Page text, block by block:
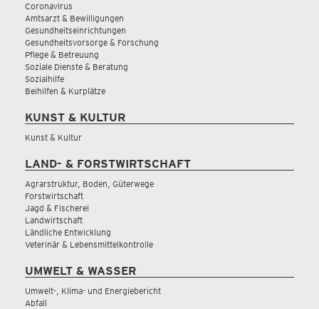
Coronavirus
Amtsarzt & Bewilligungen
Gesundheitseinrichtungen
Gesundheitsvorsorge & Forschung
Pflege & Betreuung
Soziale Dienste & Beratung
Sozialhilfe
Beihilfen & Kurplätze
KUNST & KULTUR
Kunst & Kultur
LAND- & FORSTWIRTSCHAFT
Agrarstruktur, Boden, Güterwege
Forstwirtschaft
Jagd & Fischerei
Landwirtschaft
Ländliche Entwicklung
Veterinär & Lebensmittelkontrolle
UMWELT & WASSER
Umwelt-, Klima- und Energiebericht
Abfall